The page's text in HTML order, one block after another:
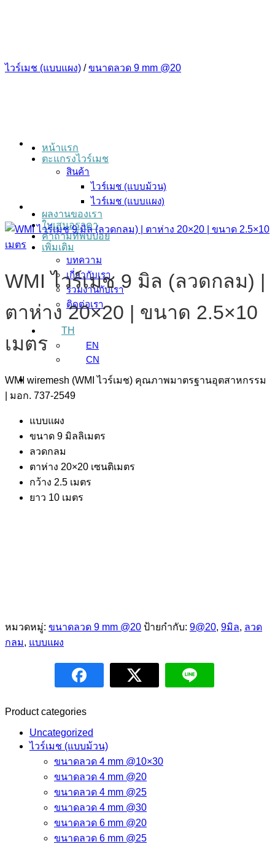
หน้าแรก
ตะแกรงไวร์เมช
สินค้า
ไวร์เมช (แบบม้วน)
ไวร์เมช (แบบแผง)
ผลงานของเรา
ใบเสนอราคา
คำถามที่พบบ่อย
เพิ่มเติม
บทความ
เกี่ยวกับเรา
ร่วมงานกับเรา
ติดต่อเรา
TH
EN
CN
ไวร์เมช (แบบแผง) / ขนาดลวด 9 mm @20
WMI ไวร์เมช 9 มิล (ลวดกลม) |
ตาห่าง 20×20 | ขนาด 2.5×10
เมตร
WMI wiremesh (WMI ไวร์เมช) คุณภาพมาตรฐานอุตสาหกรรม
| มอก. 737-2549
แบบแผง
ขนาด 9 มิลลิเมตร
ลวดกลม
ตาห่าง 20×20 เซนติเมตร
กว้าง 2.5 เมตร
ยาว 10 เมตร
หมวดหมู่: ขนาดลวด 9 mm @20 ป้ายกำกับ: 9@20, 9มิล, ลวด
กลม, แบบแผง
Product categories
Uncategorized
ไวร์เมช (แบบม้วน)
ขนาดลวด 4 mm @10×30
ขนาดลวด 4 mm @20
ขนาดลวด 4 mm @25
ขนาดลวด 4 mm @30
ขนาดลวด 6 mm @20
ขนาดลวด 6 mm @25